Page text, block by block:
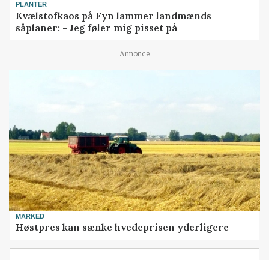
PLANTER
Kvælstofkaos på Fyn lammer landmænds
såplaner: - Jeg føler mig pisset på
Annonce
MARKED
Høstpres kan sænke hvedeprisen yderligere